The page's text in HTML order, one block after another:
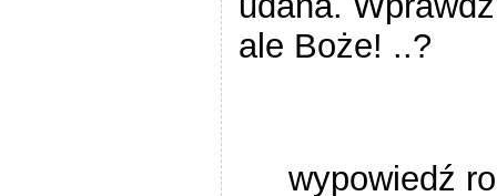
ale Boże! ..?
wypowiedź